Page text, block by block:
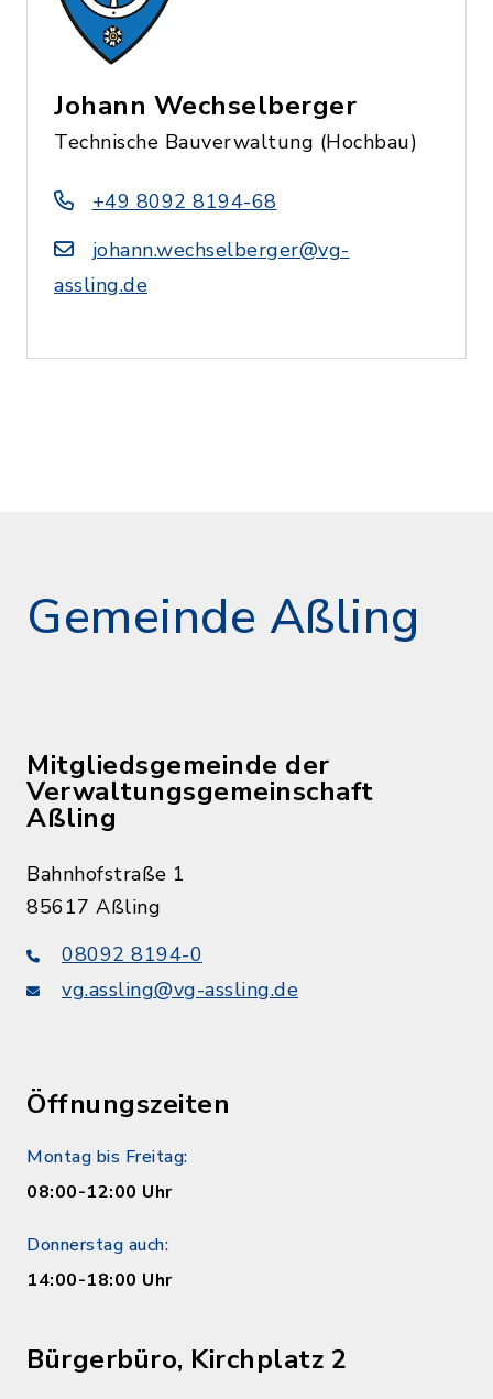
Johann Wechselberger
Technische Bauverwaltung (Hochbau)
+49 8092 8194-68
johann.wechselberger@vg-
assling.de
Gemeinde Aßling
Mitgliedsgemeinde der
Verwaltungsgemeinschaft
Aßling
Bahnhofstraße 1
85617 Aßling
08092 8194-0
vg.assling@vg-assling.de
Öffnungszeiten
Montag bis Freitag:
08:00-12:00 Uhr
Donnerstag auch:
14:00-18:00 Uhr
Bürgerbüro, Kirchplatz 2